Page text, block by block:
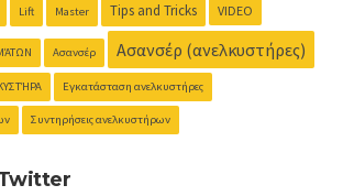
Lift Master Tips and Tricks VIDEO
Ασανσέρ Ασανσέρ (ανελκυστήρες)
Εγκατάσταση ανελκυστήρες
Συντηρήσεις ανελκυστήρων